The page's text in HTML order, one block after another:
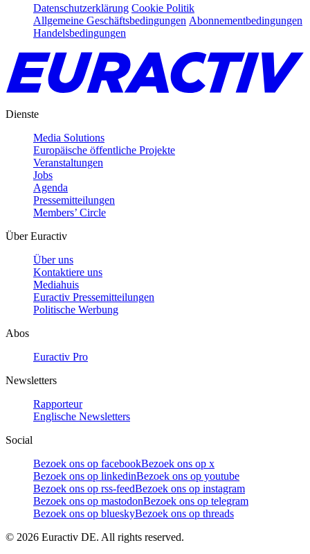
Datenschutzerklärung Cookie Politik
Allgemeine Geschäftsbedingungen Abonnementbedingungen
Handelsbedingungen
Dienste
Media Solutions
Europäische öffentliche Projekte
Veranstaltungen
Jobs
Agenda
Pressemitteilungen
Members’ Circle
Über Euractiv
Über uns
Kontaktiere uns
Mediahuis
Euractiv Pressemitteilungen
Politische Werbung
Abos
Euractiv Pro
Newsletters
Rapporteur
Englische Newsletters
Social
Bezoek ons op facebookBezoek ons op x
Bezoek ons op linkedinBezoek ons op youtube
Bezoek ons op rss-feedBezoek ons op instagram
Bezoek ons op mastodonBezoek ons op telegram
Bezoek ons op blueskyBezoek ons op threads
© 2026 Euractiv DE. All rights reserved.